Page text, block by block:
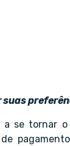
se tornar